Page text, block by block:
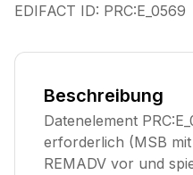
EDIFACT ID: PRC:E_0569
Beschreibung
Datenelement
erforderlich (MSB
REMADV vor und